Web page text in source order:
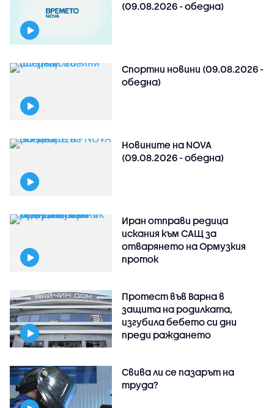
(09.08.2026 - обедна)
Спортни новини (09.08.2026 -
обедна)
Новините на NOVA
(09.08.2026 - обедна)
Иран отправи редица
искания към САЩ за
отварянето на Ормузкия
проток
Протест във Варна в
защита на родилката,
изгубила бебето си дни
преди раждането
Свива ли се пазарът на
труда?